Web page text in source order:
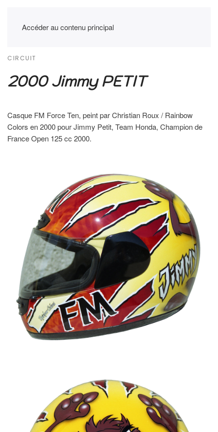
Accéder au contenu principal
CIRCUIT
2000 Jimmy PETIT
Casque FM Force Ten, peint par Christian Roux / Rainbow
Colors en 2000 pour Jimmy Petit, Team Honda, Champion de
France Open 125 cc 2000.